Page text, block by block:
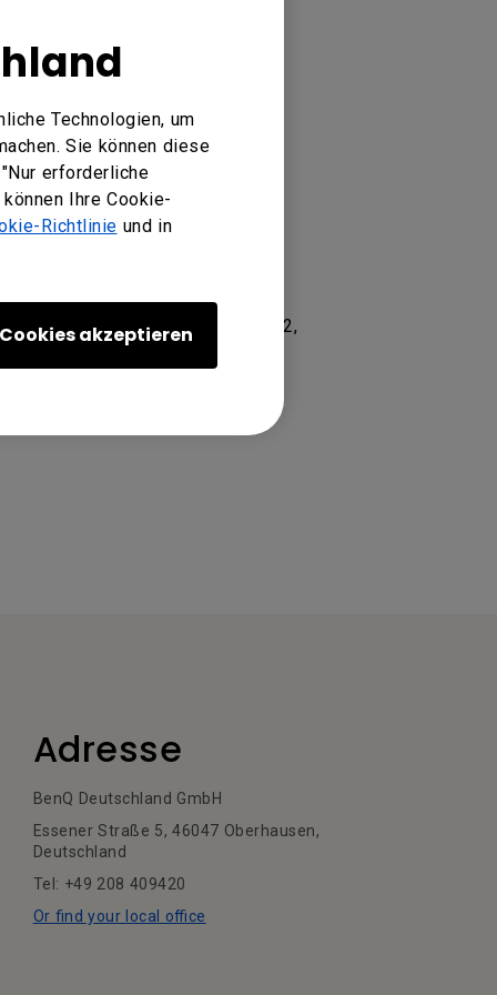
Technologien, um
Sie können diese
erforderliche
Ihre Cookie-
Richtlinie und in
Cookies akzeptieren
RM8602K, RP6501K, RP6502,
Adresse
BenQ Deutschland GmbH
Essener Straße 5, 46047 Oberhausen,
Deutschland
Tel: +49 208 409420
Or find your local office